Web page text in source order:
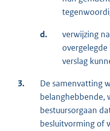
d.
verwijzing
verslag
3.
De samenvatting
belanghebbende,
bestuursorgaan
besluitvorming of